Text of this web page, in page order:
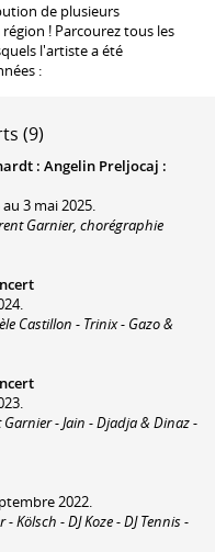
de plusieurs
! Parcourez tous les
l'artiste a été
:
(9)
: Angelin Preljocaj :
3 mai 2025.
Garnier, chorégraphie
Castillon - Trinix - Gazo &
- Jain - Djadja & Dinaz -
2022.
Kölsch - DJ Koze - DJ Tennis -